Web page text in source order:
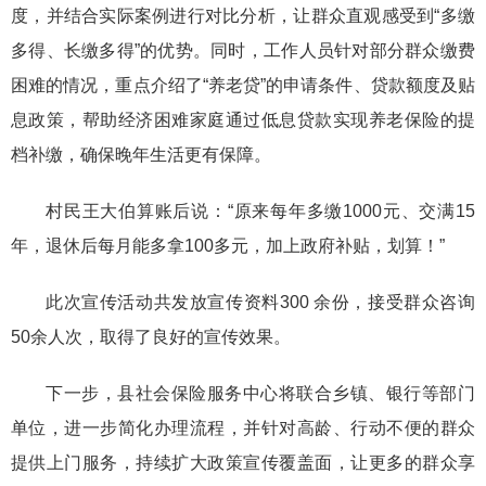
度，并结合实际案例进行对比分析，让群众直观感受到“多缴
多得、长缴多得”的优势。同时，工作人员针对部分群众缴费
困难的情况，重点介绍了“养老贷”的申请条件、贷款额度及贴
息政策，帮助经济困难家庭通过低息贷款实现养老保险的提
档补缴，确保晚年生活更有保障。
村民王大伯算账后说：“原来每年多缴1000元、交满15
年，退休后每月能多拿100多元，加上政府补贴，划算！”
此次宣传活动共发放宣传资料300 余份，接受群众咨询
50余人次，取得了良好的宣传效果。
下一步，县社会保险服务中心将联合乡镇、银行等部门
单位，进一步简化办理流程，并针对高龄、行动不便的群众
提供上门服务，持续扩大政策宣传覆盖面，让更多的群众享